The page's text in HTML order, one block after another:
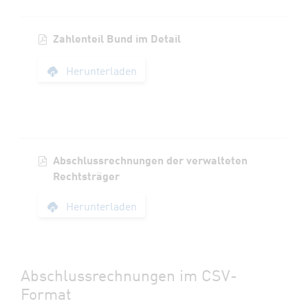
Zahlenteil Bund im Detail
Zahlenteil Bund im
Herunterladen
Abschlussrechnungen der verwalteten
Rechtsträger
Herunterladen
Abschlussrechnungen im CSV-
Format